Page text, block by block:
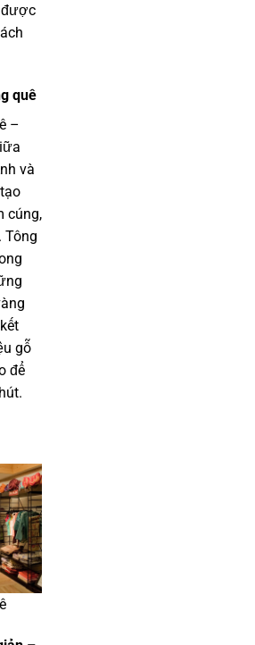
được
quê
–
và
cúng,
Tông
gỗ
để